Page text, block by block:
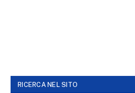
RICERCA NEL SITO